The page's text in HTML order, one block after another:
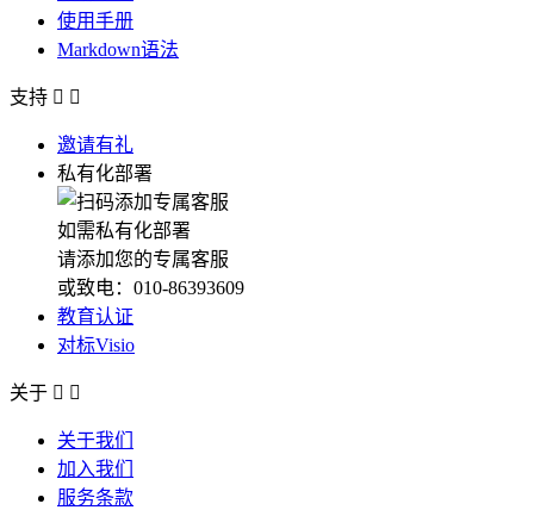
使用手册
Markdown语法
支持  
邀请有礼
私有化部署
如需私有化部署
请添加您的专属客服
或致电：010-86393609
教育认证
对标Visio
关于  
关于我们
加入我们
服务条款